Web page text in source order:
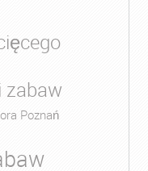
zabaw
Poznań